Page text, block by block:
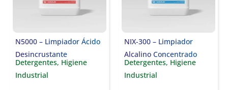
N5000 – Limpiador Ácido
Desincrustante
Detergentes, Higiene
Industrial
NIX-300 – Limpiador
Alcalino Concentrado
Detergentes, Higiene
Industrial